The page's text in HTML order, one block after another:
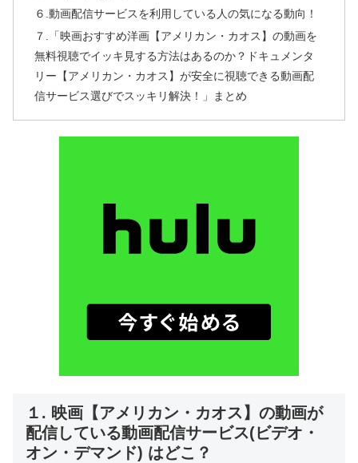
６.動画配信サービスを利用している人の気になる動向！
７.「映画おすすめ洋画【アメリカン・カオス】の動画を
無料視聴でイッキ見する方法はあるのか？ドキュメンタ
リー【アメリカン・カオス】が安全に視聴できる動画配
信サービス選びでスッキリ解決！」まとめ
１. 映画【アメリカン・カオス】の動画が
配信している動画配信サービス(ビデオ・
オン・デマンド) はどこ？